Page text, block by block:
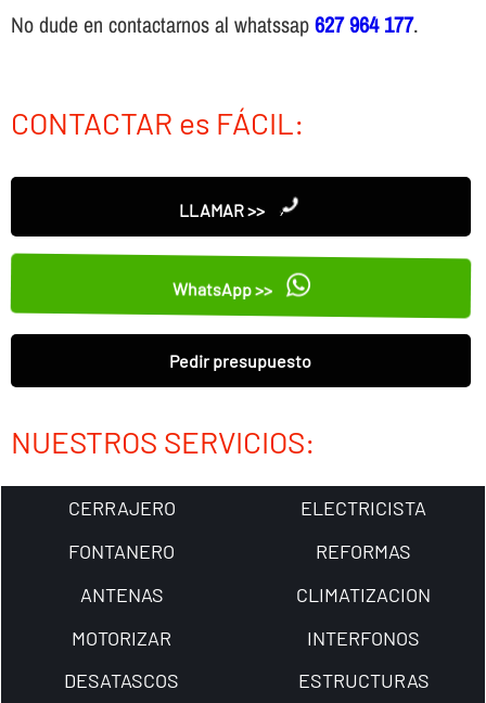
No dude en contactarnos al whatssap627 964 177.
CONTACTAR es FÁCIL:
LLAMAR >>
WhatsApp >>
Pedir presupuesto
NUESTROS SERVICIOS:
CERRAJERO
ELECTRICISTA
FONTANERO
REFORMAS
ANTENAS
CLIMATIZACION
MOTORIZAR
INTERFONOS
DESATASCOS
ESTRUCTURAS